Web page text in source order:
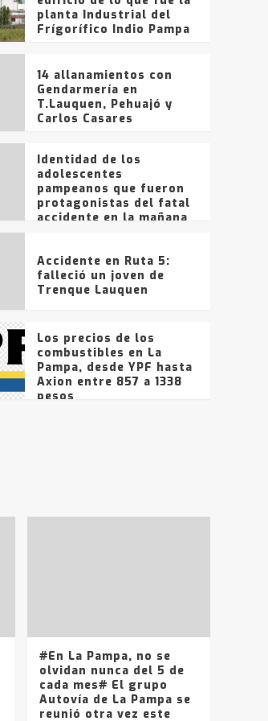
planta Industrial del
Frígorífico Indio Pampa
14 allanamientos con
Gendarmería en
T.Lauquen, Pehuajó y
Carlos Casares
Identidad de los
adolescentes
pampeanos que fueron
protagonistas del fatal
accidente en la mañana
Accidente en Ruta 5:
falleció un joven de
Trenque Lauquen
Los precios de los
combustibles en La
Pampa, desde YPF hasta
Axion entre 857 a 1338
pesos
T.Lauquen: tres jóvenes
planta Industrial del
Frígorífico Indio Pampa
14 allanamientos con
Gendarmería en
#En La Pampa, no se
olvidan nunca del 5 de
cada mes# El grupo
Autovía de La Pampa se
reunió otra vez este